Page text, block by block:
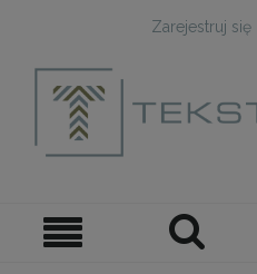
Zarejestruj się